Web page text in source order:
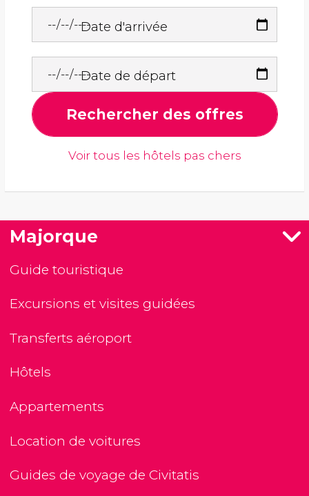
Date d'arrivée
Date de départ
Rechercher des offres
Voir tous les hôtels pas chers
Majorque
Guide touristique
Excursions et visites guidées
Transferts aéroport
Hôtels
Appartements
Location de voitures
Guides de voyage de Civitatis